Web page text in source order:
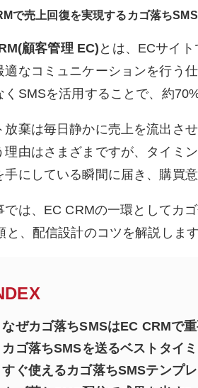
で売上回復を実現するカゴ落ち
顧客管理 EC) とは、ECサイ
適なコミュニケーションを行う
くSMSを活用することで、約
放棄は毎日静かに売上を流出さ
理由はさまざまですが、タイミ
手にしている瞬間に届き、購買
では、EC CRMの一環としてカ
と、配信設計のコツを解説します
なぜカゴ落ちSMSはEC CRMで
カゴ落ちSMSを送るベストタイ
すぐ使えるカゴ落ちSMSテンプ